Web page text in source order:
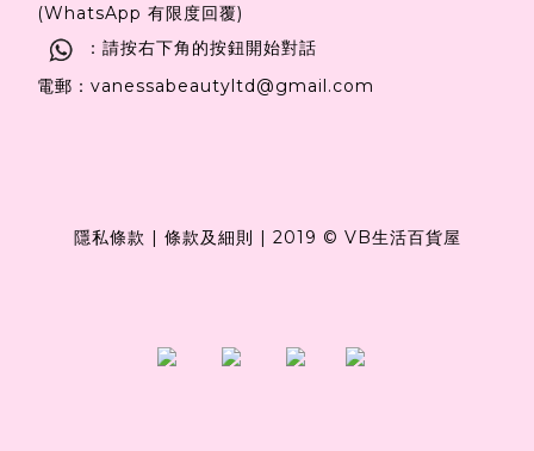
(WhatsApp 有限度回覆)
：請按右下角的按鈕開始對話
電郵：vanessabeautyltd@gmail.com
隱私條款 | 條款及細則 | 2019 © VB生活百貨屋